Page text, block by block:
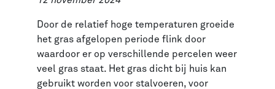
Door de relatief hoge temperaturen groeide
het gras afgelopen periode flink door
waardoor er op verschillende percelen weer
veel gras staat. Het gras dicht bij huis kan
gebruikt worden voor stalvoeren, voor